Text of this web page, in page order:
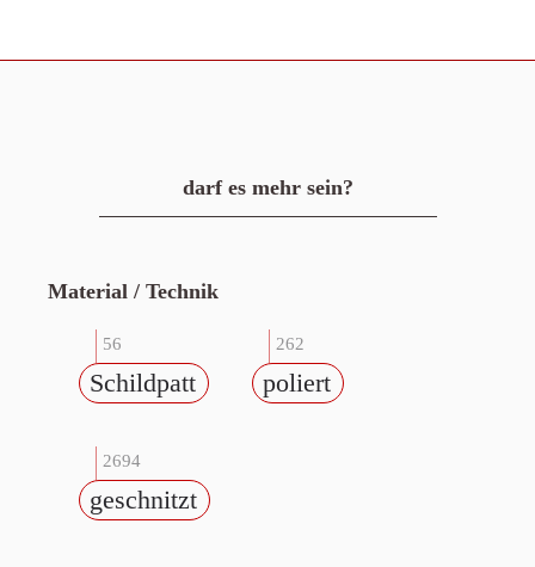
darf es mehr sein?
Material / Technik
56
Schildpatt
262
poliert
2694
geschnitzt